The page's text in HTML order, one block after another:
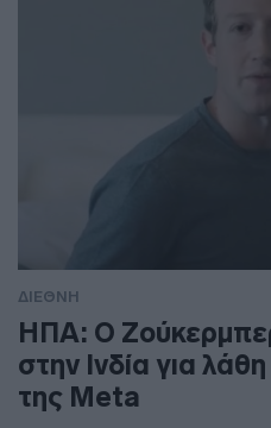
ΔΙΕΘΝΗ
ΗΠΑ: Ο
στην Ινδία για
της Meta